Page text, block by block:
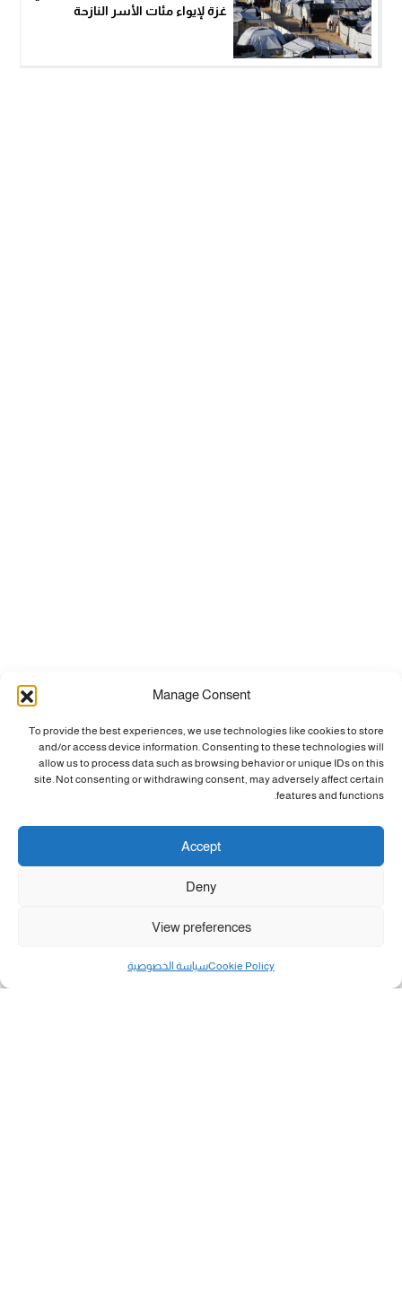
Manage Consent
To provide the best experiences, we use technologies like cookies to store
and/or access device information. Consenting to these technologies will
allow us to process data such as browsing behavior or unique IDs on this
site. Not consenting or withdrawing consent, may adversely affect certain
features and functions.
Accept
Deny
View preferences
Cookie Policyسياسة الخصوصية
غزة لإيواء مئات الأسر النازحة
مال و أعمال